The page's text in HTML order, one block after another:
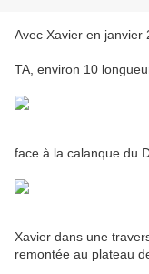
Avec Xavier en janvier
TA, environ 10
face à la calanque du
Xavier dans une
remontée au plateau